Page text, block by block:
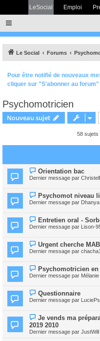
LeSocial Emploi
Le Social Forums
Pour être notifié de nouveaux
cliquer sur "S'abonner au forum"
Psychomotricien
Nouveau sujet
58 sujets
Orientation bac
Dernier message par
Psychomot niveau
Dernier message par Dhanya
Entretien oral -
Dernier message par Lison-
Urgent cherche
Dernier message par
Psychomotricien
Dernier message par
Questionnaire
Dernier message par
Je vends ma
2019 2010
Dernier message par JustWill